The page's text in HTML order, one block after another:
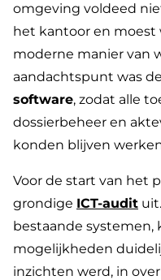
omgeving voldeed
het kantoor en moest
moderne manier van
aandachtspunt was de
software, zodat alle
dossierbeheer en
konden blijven
Voor de start van het
grondige ICT-audit
bestaande systemen,
mogelijkheden
inzichten werd, in